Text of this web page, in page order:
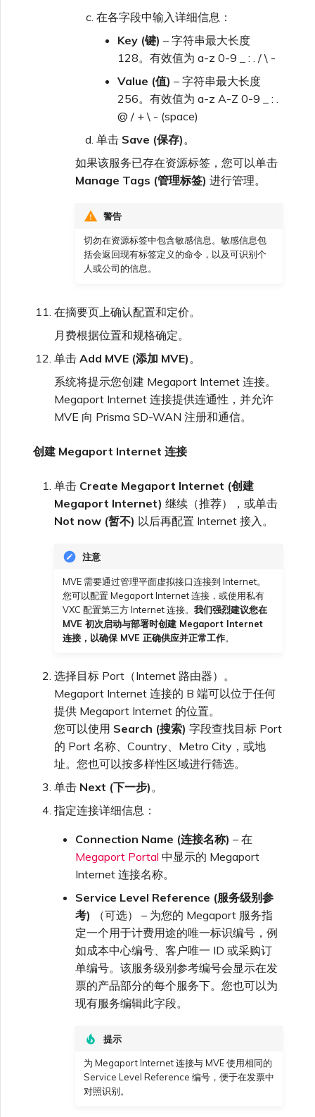
在各字段中输入详细信息：
Key (键) – 字符串最大长度
128。有效值为 a-z 0-9 _ : . / \ -
Value (值) – 字符串最大长度
256。有效值为 a-z A-Z 0-9 _ : .
@ / + \ - (space)
单击 Save (保存) 。
如果该服务已存在资源标签，您可以单击
Manage Tags (管理标签) 进行管理。
警告
切勿在资源标签中包含敏感信息。敏感信息包
括会返回现有标签定义的命令，以及可识别个
人或公司的信息。
在摘要页上确认配置和定价。
月费根据位置和规格确定。
单击 Add MVE (添加 MVE)。
系统将提示您创建 Megaport Internet 连接。
Megaport Internet 连接提供连通性，并允许
MVE 向 Prisma SD-WAN 注册和通信。
创建 Megaport Internet 连接
单击 Create Megaport Internet (创建
Megaport Internet) 继续（推荐），或单击
Not now (暂不) 以后再配置 Internet 接入。
注意
MVE 需要通过管理平面虚拟接口连接到 Internet。
您可以配置 Megaport Internet 连接，或使用私有
VXC 配置第三方 Internet 连接。 我们强烈建议您在
MVE 初次启动与部署时创建 Megaport Internet
连接，以确保 MVE 正确供应并正常工作。
选择目标 Port（Internet 路由器）。
Megaport Internet 连接的 B 端可以位于任何
提供 Megaport Internet 的位置。
您可以使用 Search (搜索) 字段查找目标 Port
的 Port 名称、Country、Metro City，或地
址。您也可以按多样性区域进行筛选。
单击 Next (下一步) 。
指定连接详细信息：
Connection Name (连接名称) – 在
Megaport Portal 中显示的 Megaport
Internet 连接名称。
Service Level Reference (服务级别参
考) （可选） – 为您的 Megaport 服务指
定一个用于计费用途的唯一标识编号，例
如成本中心编号、客户唯一 ID 或采购订
单编号。该服务级别参考编号会显示在发
票的产品部分的每个服务下。您也可以为
现有服务编辑此字段。
提示
为 Megaport Internet 连接与 MVE 使用相同的
Service Level Reference 编号，便于在发票中
对照识别。